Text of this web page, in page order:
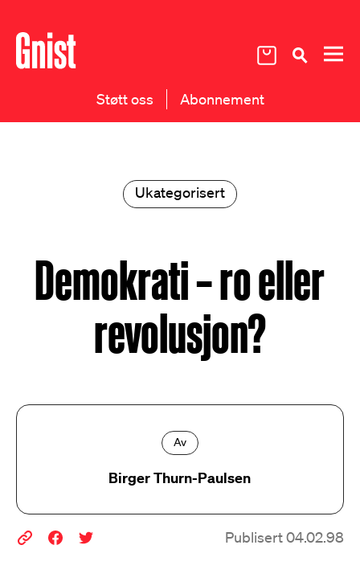
Støtt oss Abonnement
Ukategorisert
Demokrati – ro eller
revolusjon?
Av
Birger Thurn-Paulsen
Publisert 04.02.98